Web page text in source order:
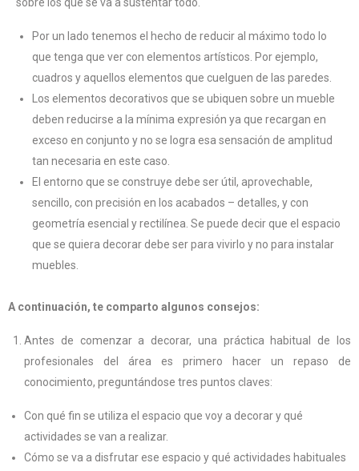
Por un lado tenemos el hecho de reducir al máximo todo lo
que tenga que ver con elementos artísticos. Por ejemplo,
cuadros y aquellos elementos que cuelguen de las paredes.
Los elementos decorativos que se ubiquen sobre un mueble
deben reducirse a la mínima expresión ya que recargan en
exceso en conjunto y no se logra esa sensación de amplitud
tan necesaria en este caso.
El entorno que se construye debe ser útil, aprovechable,
sencillo, con precisión en los acabados – detalles, y con
geometría esencial y rectilínea. Se puede decir que el espacio
que se quiera decorar debe ser para vivirlo y no para instalar
muebles.
A continuación, te comparto algunos consejos:
Antes de comenzar a decorar, una práctica habitual de los
profesionales del área es primero hacer un repaso de
conocimiento, preguntándose tres puntos claves:
Con qué fin se utiliza el espacio que voy a decorar y qué
actividades se van a realizar.
Cómo se va a disfrutar ese espacio y qué actividades habituales